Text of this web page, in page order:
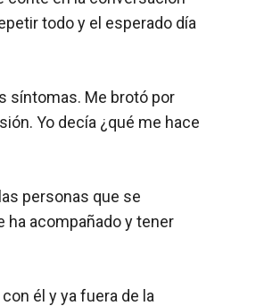
todo y el esperado día
síntomas. Me brotó por
Yo decía ¿qué me hace
personas que se
ha acompañado y tener
él y ya fuera de la